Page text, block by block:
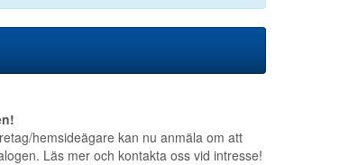
hemsideägare kan nu anmäla om att
Läs mer och kontakta oss vid intresse!